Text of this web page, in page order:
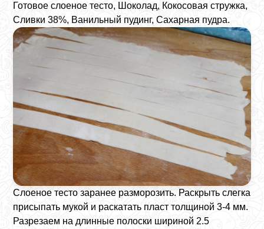
Готовое слоеное тесто, Шоколад, Кокосовая стружка,
Сливки 38%, Ванильный пудинг, Сахарная пудра.
Слоеное тесто заранее разморозить. Раскрыть слегка
присыпать мукой и раскатать пласт толщиной 3-4 мм.
Разрезаем на длинные полоски шириной 2.5